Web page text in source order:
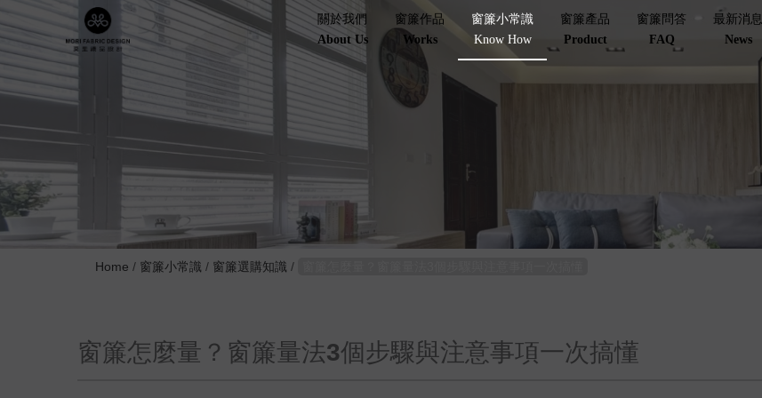
關於我們
About Us
窗簾作品
Works
窗簾小常識
Know How
窗簾產品
Product
窗簾問答
FAQ
最新消息
News
Home / 窗簾小常識 / 窗簾選購知識 /
窗簾怎麼量？窗簾量法3個步驟與注意事項一次搞懂